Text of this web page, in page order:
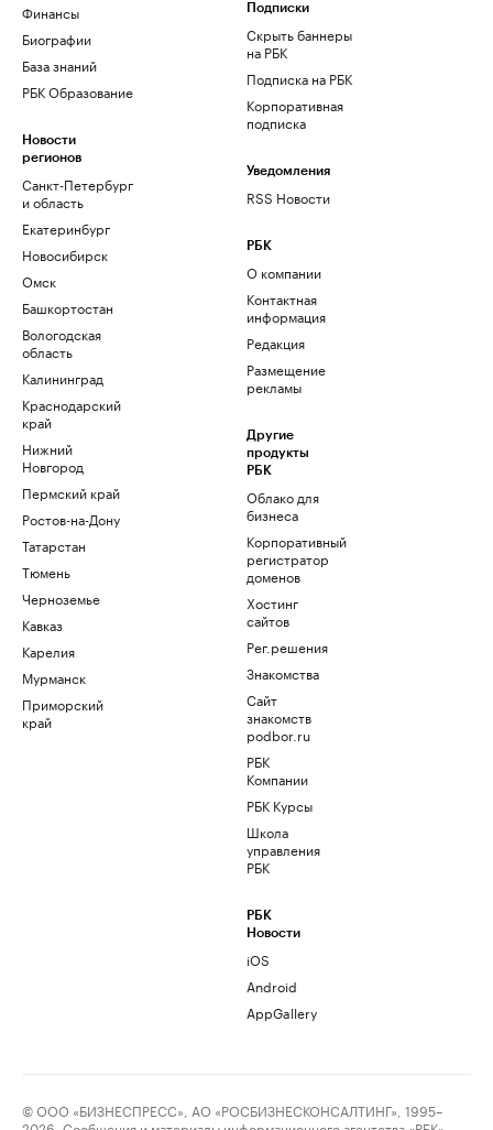
Финансы
Биографии
База знаний
РБК Образование
Новости
регионов
Санкт-Петербург
и область
Екатеринбург
Новосибирск
Омск
Башкортостан
Вологодская
область
Калининград
Краснодарский
край
Нижний
Новгород
Пермский край
Ростов-на-Дону
Татарстан
Тюмень
Черноземье
Кавказ
Карелия
Мурманск
Приморский
край
Подписки
Скрыть баннеры
на РБК
Подписка на РБК
Корпоративная
подписка
Уведомления
RSS Новости
РБК
О компании
Контактная
информация
Редакция
Размещение
рекламы
Другие
продукты
РБК
Облако для
бизнеса
Корпоративный
регистратор
доменов
Хостинг
сайтов
Рег.решения
Знакомства
Сайт
знакомств
podbor.ru
РБК
Компании
РБК Курсы
Школа
управления
РБК
РБК
Новости
iOS
Android
AppGallery
© ООО «БИЗНЕСПРЕСС», АО «РОСБИЗНЕСКОНСАЛТИНГ», 1995–